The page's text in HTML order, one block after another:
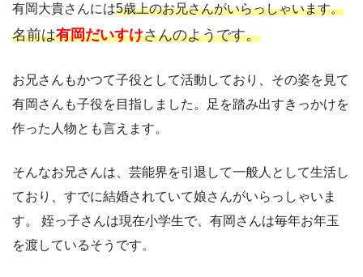
有岡大貴さんには5歳上のお兄さんがいらっしゃいます。
名前は有岡だいすけさんのようです。
お兄さんもかつて子役として活動しており、その姿を見て
有岡さんも子役を目指しました。足を踏み出すきっかけを
作った人物とも言えます。
そんなお兄さんは、芸能界を引退して一般人として生活し
ており、すでに結婚されていて娘さんがいらっしゃいま
す。 姪っ子さんは現在小学生で、有岡さんは毎年お年玉
を渡しているそうです。